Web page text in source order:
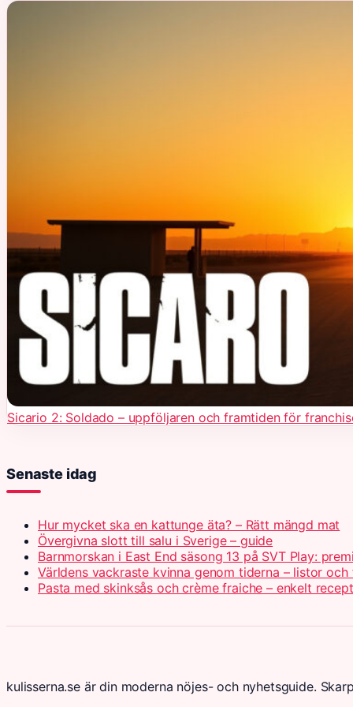
Sicario 2: Soldado – uppföljaren och framtiden för
Senaste idag
Hur mycket ska en kattunge äta? – Rätt mängd mat
Övergivna slott till salu i Sverige – guide
Barnmorskan i East End säsong 13 på SVT Play:
Världens vackraste kvinna genom tiderna – listor och
Pasta med skinksås och crème fraiche – enkelt recept
kulisserna.se är din moderna nöjes- och nyhetsguide.